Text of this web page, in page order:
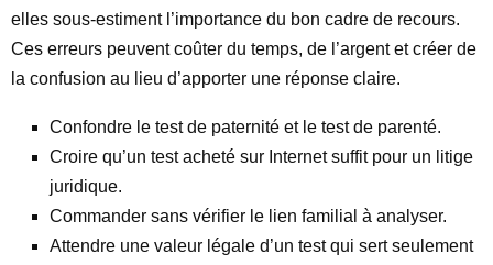
elles sous-estiment l’importance du bon cadre de recours.
Ces erreurs peuvent coûter du temps, de l’argent et créer de
la confusion au lieu d’apporter une réponse claire.
Confondre le test de paternité et le test de parenté.
Croire qu’un test acheté sur Internet suffit pour un litige
juridique.
Commander sans vérifier le lien familial à analyser.
Attendre une valeur légale d’un test qui sert seulement